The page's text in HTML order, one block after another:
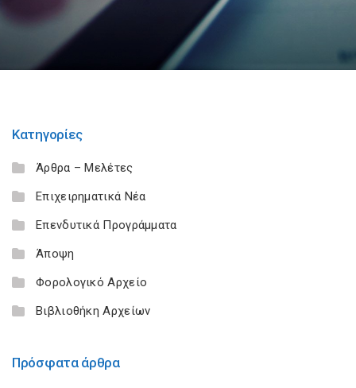
Κατηγορίες
Άρθρα – Μελέτες
Επιχειρηματικά Νέα
Επενδυτικά Προγράμματα
Άποψη
Φορολογικό Αρχείο
Βιβλιοθήκη Αρχείων
Πρόσφατα άρθρα